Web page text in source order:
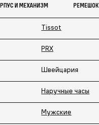
И МЕХАНИЗМ РЕМЕШОК
Tissot
PRX
Швейцария
Наручные часы
Мужские